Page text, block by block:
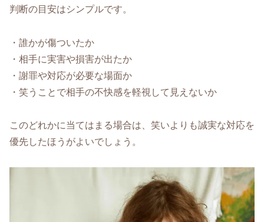
判断の目安はシンプルです。
・誰かが傷ついたか
・相手に実害や損害が出たか
・謝罪や対応が必要な場面か
・笑うことで相手の不快感を軽視して見えないか
このどれかに当てはまる場合は、笑いよりも誠実な対応を
優先したほうがよいでしょう。